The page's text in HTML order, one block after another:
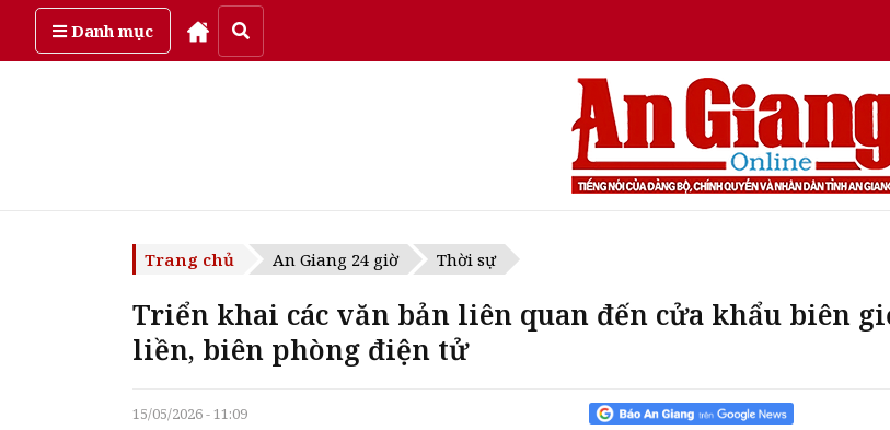
Danh mụcThứ bảy, ngày 8/08/2026
Trang chủ An Giang 24 giờ Thời sự
Triển khai các văn bản liên quan đến cửa khẩu biên
liền, biên phòng điện tử
15/05/2026 - 11:09